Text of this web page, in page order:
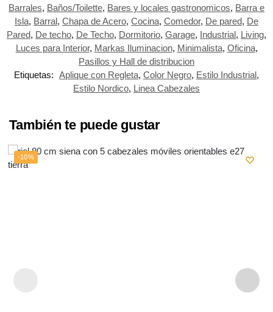
Barrales, Baños/Toilette, Bares y locales gastronomicos, Barra e
Isla, Barral, Chapa de Acero, Cocina, Comedor, De pared, De
Pared, De techo, De Techo, Dormitorio, Garage, Industrial, Living,
Luces para Interior, Markas Iluminacion, Minimalista, Oficina,
Pasillos y Hall de distribucion
Etiquetas: Aplique con Regleta, Color Negro, Estilo Industrial,
Estilo Nordico, Linea Cabezales
También te puede gustar
-10%